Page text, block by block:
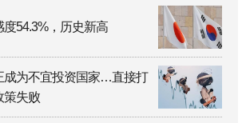
54.3%，历史新高
成为不宜投资国家…直接打
策失败